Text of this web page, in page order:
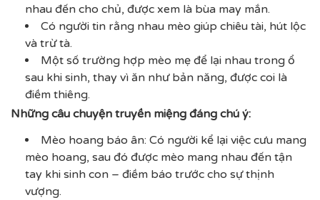
nhau đến cho chủ, được xem là bùa may mắn.
Có người tin rằng nhau mèo giúp chiêu tài, hút lộc
và trừ tà.
Một số trường hợp mèo mẹ để lại nhau trong ổ
sau khi sinh, thay vì ăn như bản năng, được coi là
điềm thiêng.
Những câu chuyện truyền miệng đáng chú ý:
Mèo hoang báo ân: Có người kể lại việc cưu mang
mèo hoang, sau đó được mèo mang nhau đến tận
tay khi sinh con – điềm báo trước cho sự thịnh
vượng.